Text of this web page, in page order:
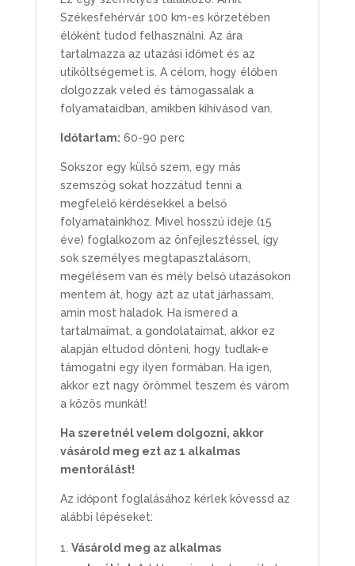
Székesfehérvár 100 km-es körzetében
élőként tudod felhasználni. Az ára
tartalmazza az utazási időmet és az
utiköltségemet is. A célom, hogy élőben
dolgozzak veled és támogassalak a
folyamataidban, amikben kihívásod van.
Időtartam: 60-90 perc
Sokszor egy külső szem, egy más
szemszög sokat hozzátud tenni a
megfelelő kérdésekkel a belső
folyamatainkhoz. Mivel hosszú ideje (15
éve) foglalkozom az önfejlesztéssel, így
sok személyes megtapasztalásom,
megélésem van és mély belső utazásokon
mentem át, hogy azt az utat járhassam,
amin most haladok. Ha ismered a
tartalmaimat, a gondolataimat, akkor ez
alapján eltudod dönteni, hogy tudlak-e
támogatni egy ilyen formában. Ha igen,
akkor ezt nagy örömmel teszem és várom
a közös munkát!
Ha szeretnél velem dolgozni, akkor
vásárold meg ezt az 1 alkalmas
mentorálást!
Az időpont foglalásához kérlek kövessd az
alábbi lépéseket:
Vásárold meg az alkalmas